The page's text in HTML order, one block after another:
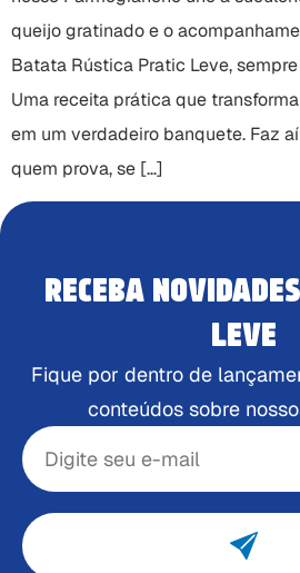
queijo gratinado e o
Batata Rústica Pratic Leve,
Uma receita prática que
em um verdadeiro banquete. Faz
quem prova, se […]
RECEBA
LEVE
Fique por dentro de
conteúdos sobre